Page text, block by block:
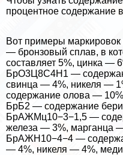
процентное содержание
Вот примеры
— бронзовый сплав, в
составляет 5%, цинка —
БрО3Ц8С4Н1 —
свинца — 4%, никеля —
содержание олова —
БрБ2 — содержание
БрАЖМц10−3−1,5 —
железа — 3%, марганца
БрАЖН10−4−4 —
— 4%, никеля — 4%,